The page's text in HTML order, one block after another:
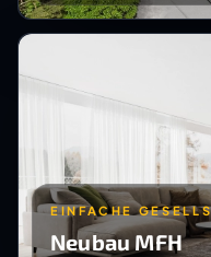
EINFACHE
Neubau MFH